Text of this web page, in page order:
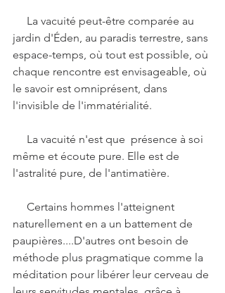
jardin d'Éden, au paradis terrestre, sans
espace-temps, où tout est possible, où
chaque rencontre est envisageable, où
le savoir est omniprésent, dans
l'invisible de l'immatérialité.
même et écoute pure. Elle est de
l'astralité pure, de l'antimatière.
naturellement en a un battement de
paupières....D'autres ont besoin de
méthode plus pragmatique comme la
méditation pour libérer leur cerveau de